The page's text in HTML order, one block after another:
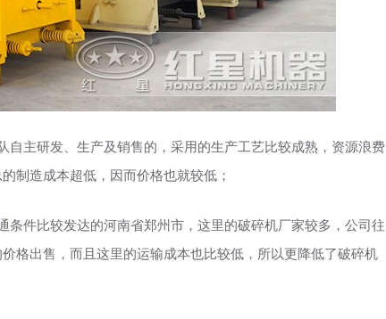
自主研发、生产及销售的，采用的生产工艺比较成熟，资源浪费
制造成本超低，因而价格也就较低；
条件比较发达的河南省郑州市，这里的破碎机厂家较多，公司往
格出售，而且这里的运输成本也比较低，所以更降低了破碎机